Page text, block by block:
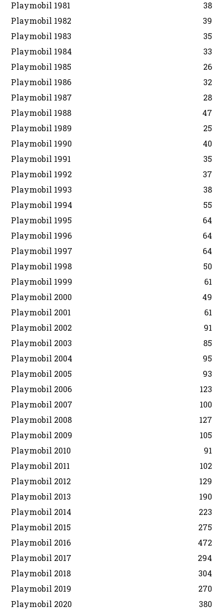
Playmobil 1981
38
Playmobil 1982
39
Playmobil 1983
35
Playmobil 1984
33
Playmobil 1985
26
Playmobil 1986
32
Playmobil 1987
28
Playmobil 1988
47
Playmobil 1989
25
Playmobil 1990
40
Playmobil 1991
35
Playmobil 1992
37
Playmobil 1993
38
Playmobil 1994
55
Playmobil 1995
64
Playmobil 1996
64
Playmobil 1997
64
Playmobil 1998
50
Playmobil 1999
61
Playmobil 2000
49
Playmobil 2001
61
Playmobil 2002
91
Playmobil 2003
85
Playmobil 2004
95
Playmobil 2005
93
Playmobil 2006
123
Playmobil 2007
100
Playmobil 2008
127
Playmobil 2009
105
Playmobil 2010
91
Playmobil 2011
102
Playmobil 2012
129
Playmobil 2013
190
Playmobil 2014
223
Playmobil 2015
275
Playmobil 2016
472
Playmobil 2017
294
Playmobil 2018
304
Playmobil 2019
270
Playmobil 2020
380